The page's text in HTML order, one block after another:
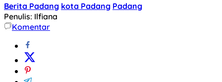
Berita Padang kota Padang Padang
Penulis: Ilfiana
Komentar